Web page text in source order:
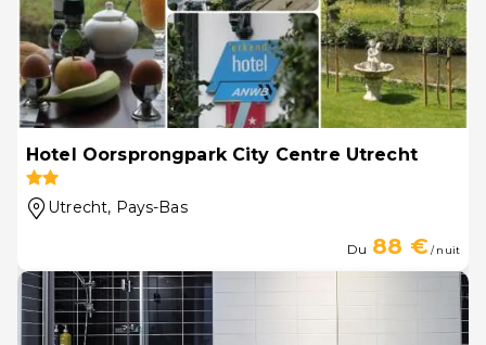
Hotel Oorsprongpark City Centre Utrecht
Utrecht, Pays-Bas
Du 88 €/ nuit